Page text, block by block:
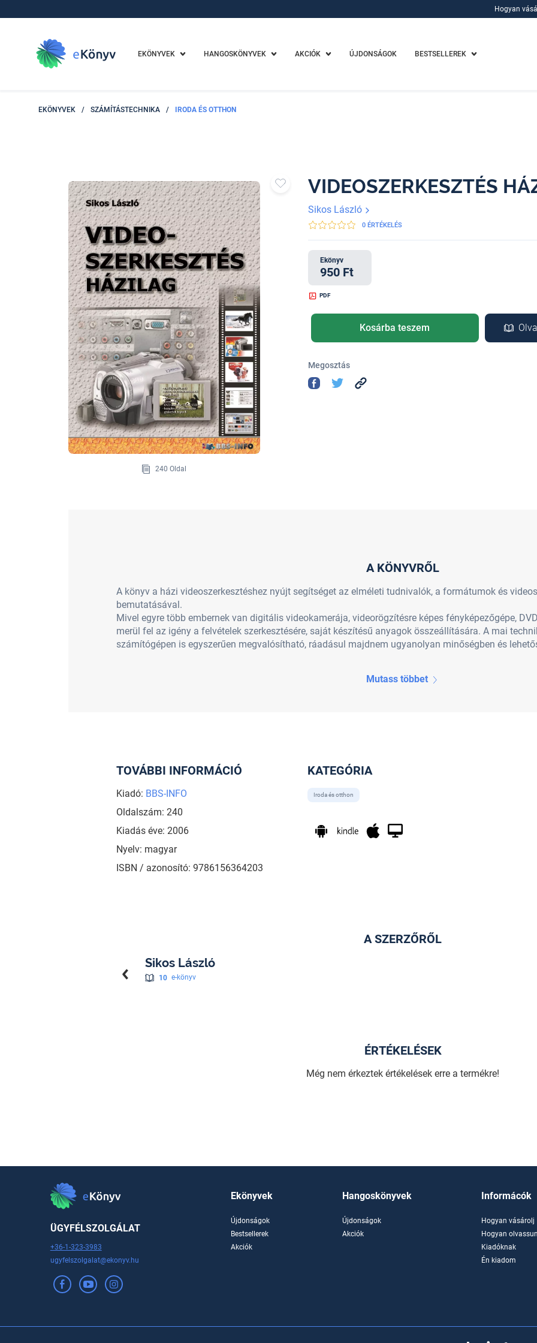
Hogyan
EKÖNYVEK HANGOSKÖNYVEK AKCIÓK ÚJDONSÁGOK BESTSELLEREK
EKÖNYVEK / SZÁMÍTÁSTECHNIKA / IRODA ÉS OTTHON
240 Oldal
VIDEOSZERKESZTÉS
Sikos László
0 ÉRTÉKELÉS
Ekönyv
950 Ft
PDF
Kosárba teszem
Megosztás
A KÖNYVRŐL
A könyv a házi videoszerkesztéshez nyújt segítséget az elméleti tudnivalók, a formátumok és
bemutatásával.
Mivel egyre több embernek van digitális videokamerája, videorögzítésre képes fényképezőgépe,
merül fel az igény a felvételek szerkesztésére, saját készítésű anyagok összeállítására. A mai
számítógépen is egyszerűen megvalósítható, ráadásul majdnem ugyanolyan minőségben és
Mutass többet
TOVÁBBI INFORMÁCIÓ
Kiadó: BBS-INFO
Oldalszám: 240
Kiadás éve: 2006
Nyelv: magyar
ISBN / azonosító: 9786156364203
KATEGÓRIA
Iroda és otthon
A SZERZŐRŐL
Sikos László
10 e-könyv
ÉRTÉKELÉSEK
Még nem érkeztek értékelések erre a termékre!
ÜGYFÉLSZOLGÁLAT
+36-1-323-3983
ugyfelszolgalat@ekonyv.hu
Ekönyvek
Újdonságok
Bestsellerek
Akciók
Hangoskönyvek
Újdonságok
Akciók
Informácók
Hogyan vásárolj
Hogyan
Kiadóknak
Én kiadom